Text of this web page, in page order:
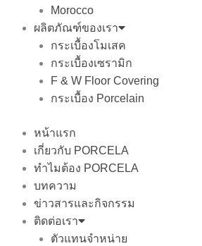
Morocco
ผลิตภัณฑ์ของเรา
กระเบื้องโมเสค
กระเบื้องเซรามิก
F & W Floor Covering
กระเบื้อง Porcelain
หน้าแรก
เกี่ยวกับ PORCELA
ทำไมต้อง PORCELA
บทความ
ข่าวสารและกิจกรรม
ติดต่อเรา
ตัวแทนจำหน่าย